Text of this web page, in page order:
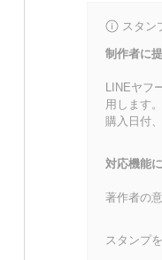
スタン
制作者に
LINEヤフ
用します。
購入日付
対応機能
著作者の
スタンプ